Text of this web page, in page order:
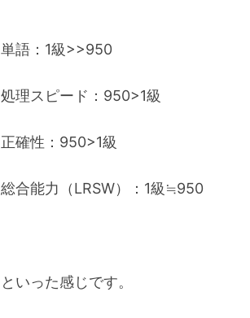
単語：1級>>950
処理スピード：950>1級
正確性：950>1級
総合能力（LRSW）：1級≒950
といった感じです。